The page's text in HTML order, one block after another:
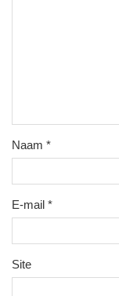
Naam *
E-mail *
Site